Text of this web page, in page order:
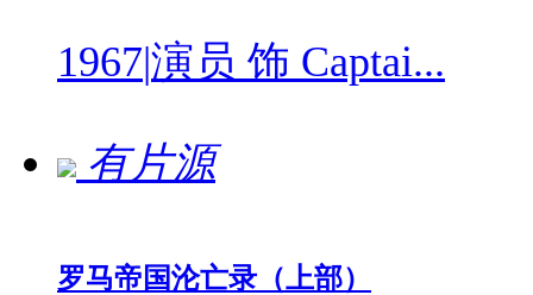
1967|演员 饰 Captai...
有片源
罗马帝国沦亡录（上部）